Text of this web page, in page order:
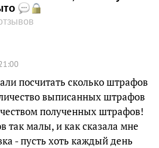
посчитать сколько штрафов
выписанных штрафов
полученных штрафов!
малы, и как сказала мне
- пусть хоть каждый день